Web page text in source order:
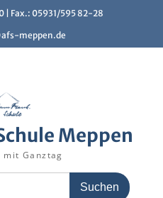
| Fax.: 05931/595 82-28
meppen.de
Meppen
mit Ganztag